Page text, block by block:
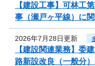
【建設工事】可林工
事（瀬戸ヶ平線）に
2026年7月28日更新
【建設関連業務】
路新設改良（一般分